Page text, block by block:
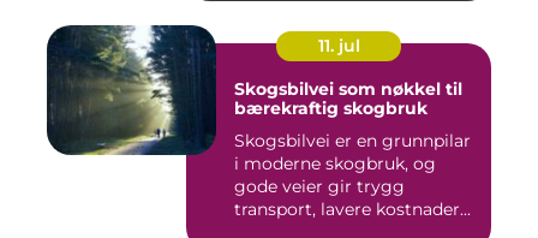
11. jul
Skogsbilvei som nøkkel til
bærekraftig skogbruk
Skogsbilvei er en grunnpilar
i moderne skogbruk, og
gode veier gir trygg
transport, lavere kostnader...